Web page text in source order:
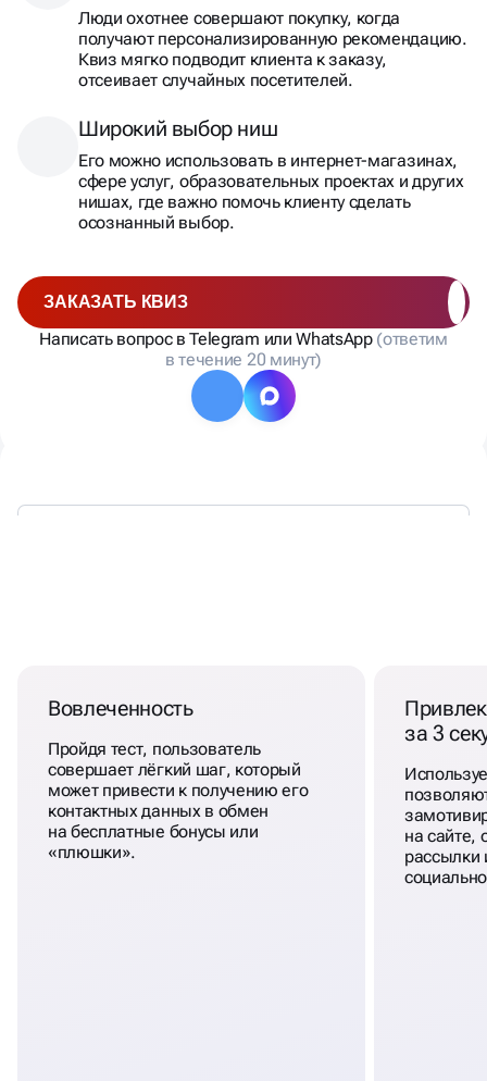
Люди охотнее совершают покупку, когда
получают персонализированную рекомендацию.
Квиз мягко подводит клиента к заказу,
отсеивает случайных посетителей.
Широкий выбор ниш
Его можно использовать в интернет-магазинах,
сфере услуг, образовательных проектах и других
нишах, где важно помочь клиенту сделать
осознанный выбор.
ЗАКАЗАТЬ КВИЗ
Написать вопрос в Telegram или WhatsApp (ответим
в течение 20 минут)
Вовлеченность
Пройдя тест, пользователь
совершает лёгкий шаг, который
может привести к получению его
контактных данных в обмен
на бесплатные бонусы или
«плюшки».
за 3
на сайте,
рассылки